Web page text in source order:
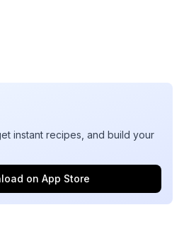
instant recipes, and build your
on App Store